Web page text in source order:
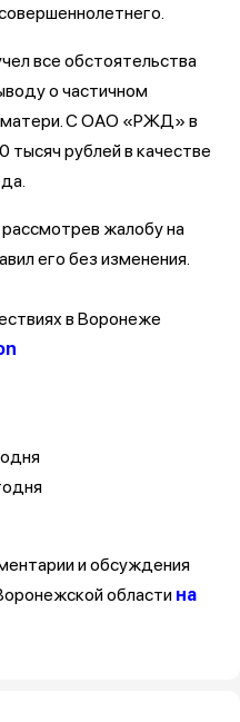
все обстоятельства
о частичном
матери. С ОАО «РЖД» в
тысяч рублей в качестве
жалобу на
его без изменения.
в Воронеже
и обсуждения
области на